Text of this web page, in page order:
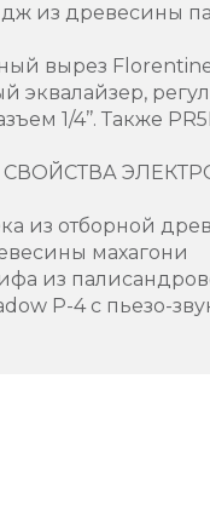
из древесины
вырез
эквалайзер,
1/4’’. Также
из отборной
махагони
из
P-4 с пьезо-